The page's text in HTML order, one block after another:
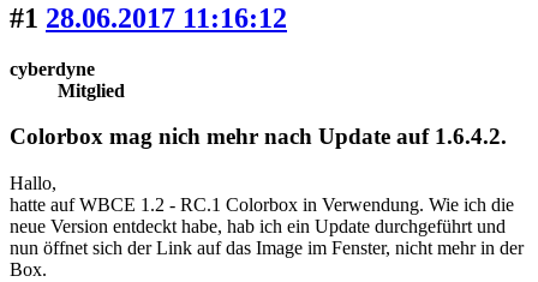
#1 28.06.2017 11:16:12
cyberdyne
Mitglied
Colorbox mag nich mehr nach Update auf 1.6.4.2.
Hallo,
hatte auf WBCE 1.2 - RC.1 Colorbox in Verwendung. Wie ich die
neue Version entdeckt habe, hab ich ein Update durchgeführt und
nun öffnet sich der Link auf das Image im Fenster, nicht mehr in der
Box.